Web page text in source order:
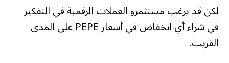
لكن قد يرغب مستثمرو العملات الرقمية في التفكير
في شراء أي انخفاض في أسعار PEPE على المدى
القريب.